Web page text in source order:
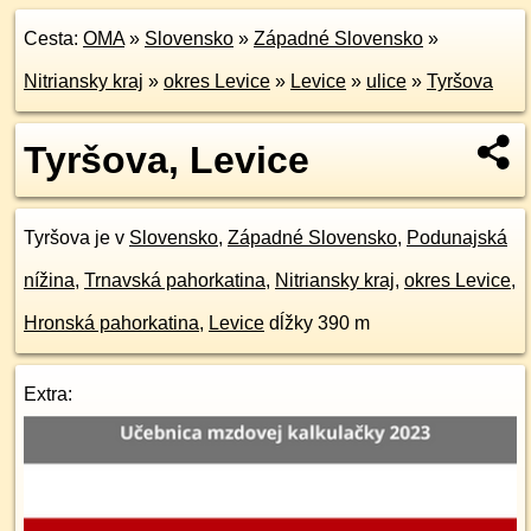
Cesta: OMA» Slovensko » Západné Slovensko »
Nitriansky kraj » okres Levice » Levice » ulice » Tyršova
Tyršova, Levice
Tyršova je v Slovensko, Západné Slovensko, Podunajská
nížina, Trnavská pahorkatina, Nitriansky kraj, okres Levice,
Hronská pahorkatina, Levice dĺžky 390 m
Extra: